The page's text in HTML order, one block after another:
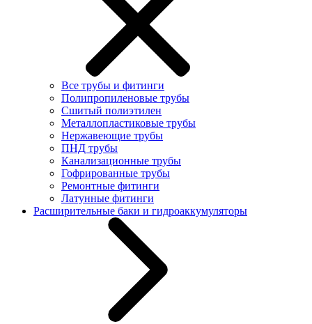
Все трубы и фитинги
Полипропиленовые трубы
Сшитый полиэтилен
Металлопластиковые трубы
Нержавеющие трубы
ПНД трубы
Канализационные трубы
Гофрированные трубы
Ремонтные фитинги
Латунные фитинги
Расширительные баки и гидроаккумуляторы